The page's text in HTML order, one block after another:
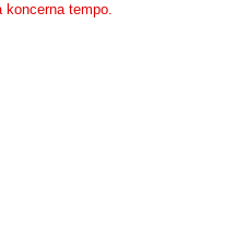
koncerna tempo.